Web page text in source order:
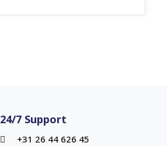
24/7 Support
+31 26 44 626 45